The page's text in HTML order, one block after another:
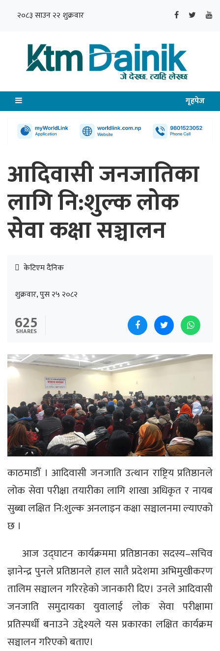
२०८३ साउन २२ शुक्रवार
गृहपेज
आदिवासी जनजातिका
लागि नि:शुल्क लोक
सेवा कक्षा सञ्चालन
केटिएम दैनिक
शुक्रवार, पुस २५ २०८२
625
SHARES
काठमाडौँ । आदिवासी जनजाति उत्थान राष्ट्रिय प्रतिष्ठानले
लोक सेवा परीक्षा तयारीका लागि शाखा अधिकृत र नायब
सुब्बा लक्षित नि:शुल्क अनलाइन कक्षा सञ्चालनमा ल्याएको
छ ।
आज उद्घाटन कार्यक्रममा प्रतिष्ठानका सदस्य–सचिव
ज्ञानेन्द्र पुनले प्रतिष्ठानले हाल सातै प्रदेशमा अभिमुखीकरण
तालिम सञ्चालन गरिरहेको जानकारी दिए। उनले आदिवासी
जनजाति समुदायका युवालाई लोक सेवा परीक्षामा
प्रतिस्पर्धी बनाउने उद्देश्यले यस प्रकारका लक्षित कार्यक्रम
सञ्चालन गरिएको बताए।